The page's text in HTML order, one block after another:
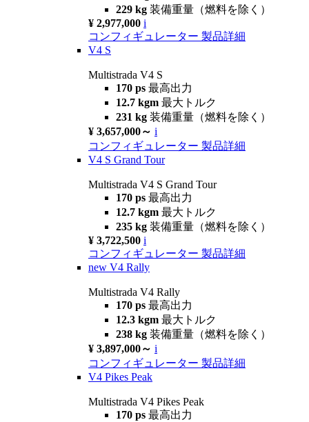
229 kg 装備重量（燃料を除く）
¥ 2,977,000 i
コンフィギュレーター 製品詳細
V4 S
Multistrada V4 S
170 ps 最高出力
12.7 kgm 最大トルク
231 kg 装備重量（燃料を除く）
¥ 3,657,000～ i
コンフィギュレーター 製品詳細
V4 S Grand Tour
Multistrada V4 S Grand Tour
170 ps 最高出力
12.7 kgm 最大トルク
235 kg 装備重量（燃料を除く）
¥ 3,722,500 i
コンフィギュレーター 製品詳細
new V4 Rally
Multistrada V4 Rally
170 ps 最高出力
12.3 kgm 最大トルク
238 kg 装備重量（燃料を除く）
¥ 3,897,000～ i
コンフィギュレーター 製品詳細
V4 Pikes Peak
Multistrada V4 Pikes Peak
170 ps 最高出力